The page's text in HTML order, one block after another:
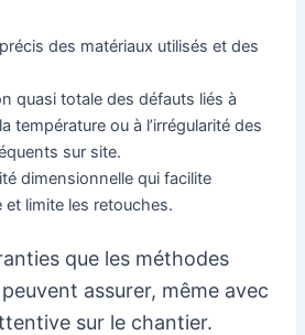
des matériaux utilisés et des
quasi totale des défauts liés à
température ou à l’irrégularité des
sur site.
dimensionnelle qui facilite
et limite les retouches.
que les méthodes
assurer, même avec
sur le chantier.